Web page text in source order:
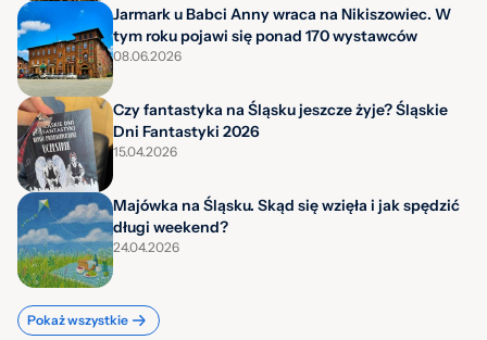
Jarmark u Babci Anny wraca na Nikiszowiec. W
tym roku pojawi się ponad 170 wystawców
08.06.2026
Czy fantastyka na Śląsku jeszcze żyje? Śląskie
Dni Fantastyki 2026
15.04.2026
Majówka na Śląsku. Skąd się wzięła i jak spędzić
długi weekend?
24.04.2026
Pokaż wszystkie